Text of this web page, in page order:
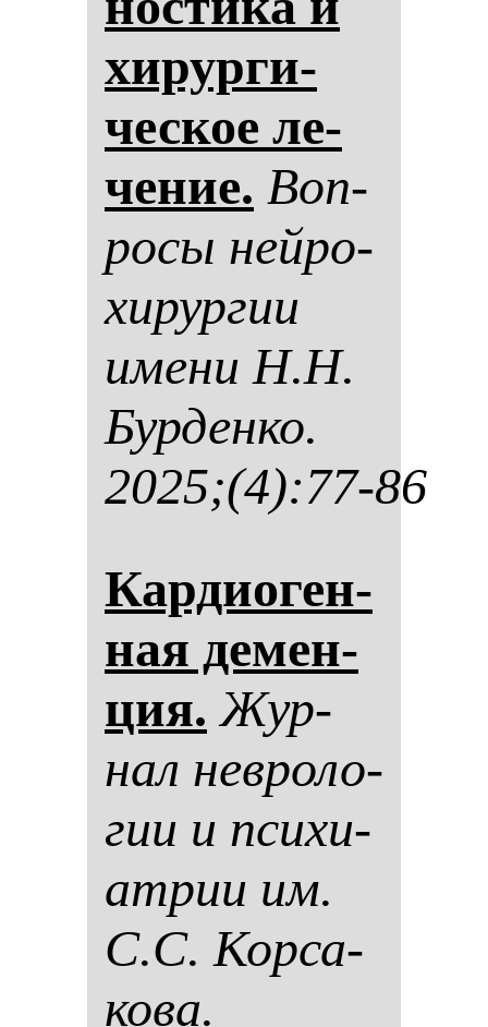
хи­рур­ги­
чес­кое ле­
че­ние. Воп­
ро­сы ней­ро­
хи­рур­гии
име­ни Н.Н.
Бур­ден­ко.
2025;(4):77-86
Кар­ди­оген­
ная де­мен­
ция. Жур­
нал нев­ро­ло­
гии и пси­хи­
ат­рии им.
С.С. Кор­са­
ко­ва.